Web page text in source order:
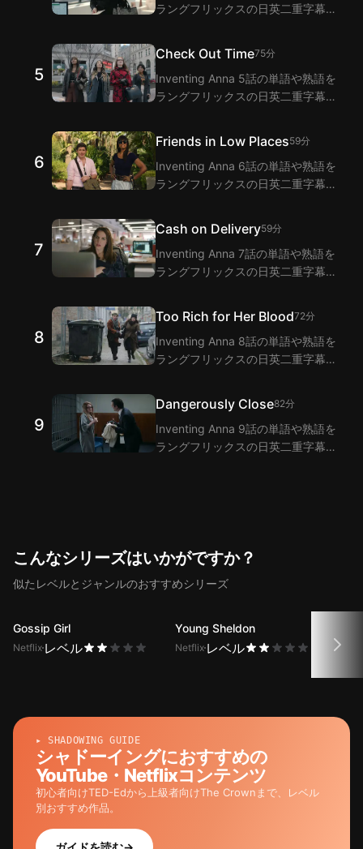
ラングフリックスの日英二重字幕拡
能でInventing Anna 4話のセリフの
翻訳を提供します。
5
Check Out Time75分
Inventing Anna 5話の単語や熟語を
ラングフリックスの日英二重字幕拡
能でInventing Anna 5話のセリフの
翻訳を提供します。
6
Friends in Low Places59分
Inventing Anna 6話の単語や熟語を
ラングフリックスの日英二重字幕拡
能でInventing Anna 6話のセリフの
翻訳を提供します。
7
Cash on Delivery59分
Inventing Anna 7話の単語や熟語を
ラングフリックスの日英二重字幕拡
能でInventing Anna 7話のセリフの
翻訳を提供します。
8
Too Rich for Her Blood72分
Inventing Anna 8話の単語や熟語を
ラングフリックスの日英二重字幕拡
能でInventing Anna 8話のセリフの
翻訳を提供します。
9
Dangerously Close82分
Inventing Anna 9話の単語や熟語を
ラングフリックスの日英二重字幕拡
こんなシリーズはいかがですか？
似たレベルとジャンルのおすすめシリーズ
Gossip Girl
Netflix レベル
Young Sheldon
Netflix レベル
▸ SHADOWING GUIDE
シャドーイングにおすすめの
YouTube・Netflixコンテンツ
初心者向けTED-Edから上級者向けThe Crownまで、レベル
別おすすめ作品。